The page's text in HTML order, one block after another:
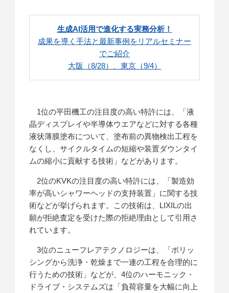
生成AI活用で進化する実務分析！
成果を導く手法と最新事例をリアルセミナー
でご紹介
大阪（8/28）、東京（9/4）
1位の平田機工の注目度の高い特許には、「液
晶ディスプレイや半導体ウエアなどに対する各種
液状薄膜塗布について、塗布前の異物検出工程を
なくし、サイクルタイムの短縮や装置ダウンタイ
ムの縮小に貢献する技術」などがあります。
2位のKVKの注目度の高い特許には、「製造効
率が高いシャワーヘッドの支持装置」に関する技
術などが挙げられます。この技術は、LIXILの出
願が拒絶査定を受けた際の拒絶理由として引用さ
れています。
3位のニューフレアテクノロジーは、「ポリッ
シングから洗浄・乾燥まで一連の工程を合理的に
行うための技術」などが、4位のハーモニック・
ドライブ・システムズは「負荷容量を大幅に向上